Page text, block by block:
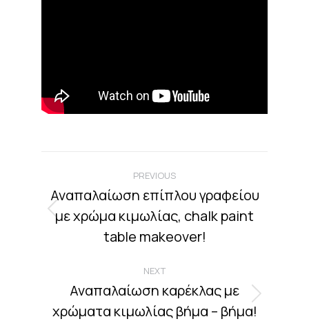
PREVIOUS
Previous
project:
Αναπαλαίωση επίπλου γραφείου
με χρώμα κιμωλίας, chalk paint
table makeover!
NEXT
Next
project:
Αναπαλαίωση καρέκλας με
χρώματα κιμωλίας βήμα – βήμα!